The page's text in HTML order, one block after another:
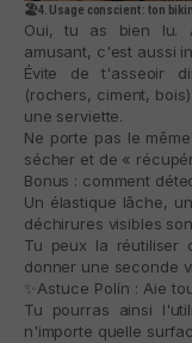
🏖️4. Usage conscient : ton
Oui, tu as bien lu.
amusant, c'est aussi
Évite de t'asseoir
(rochers, ciment,
une serviette.
Ne porte pas le
sécher et de «
Bonus : comment
Un élastique lâche,
déchirures visibles
Tu peux la réutiliser
donner une seconde
✨Astuce Polín : Aie
Tu pourras ainsi
n'importe quelle